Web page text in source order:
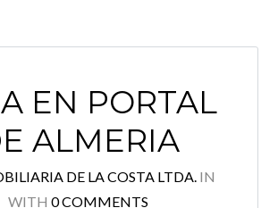
in
EN PORTAL
ALMERIA
DE LA COSTA LTDA.IN
WITH 0 COMMENTS